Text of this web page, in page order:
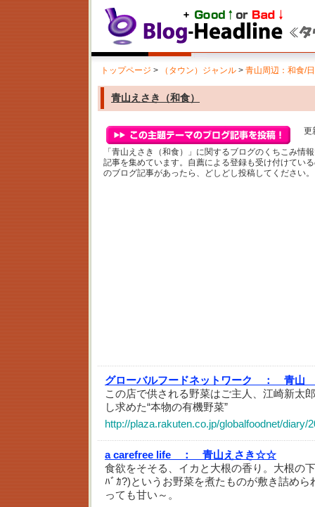
トップページ > （タウン）ジャンル > 青山周辺：和食/
青山えさき（和食）
更
「青山えさき（和食）」に関するブログのくちこみ情
記事を集めています。自薦による登録も受け付けてい
のブログ記事があったら、どしどし投稿してください。
グローバルフードネットワーク ：
青山
この店で供される野菜はご主人、江崎新太
し求めた“本物の有機野菜”
http://plaza.rakuten.co.jp/globalfoodnet/diary/
a carefree life ：
青山えさき☆☆
食欲をそそる、イカと大根の香り。大根の
ﾊﾞｶ?)というお野菜を煮たものが敷き詰め
っても甘い～。